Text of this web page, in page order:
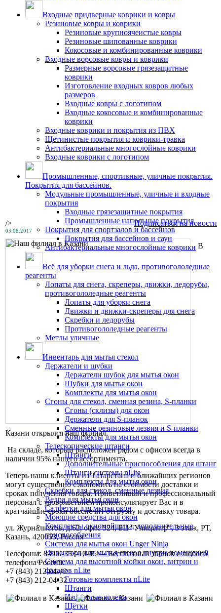
Входные придверные коврики и ковры
Резиновые ковры и коврики
Резиновые крупноячеистые ковры
Резиновые шипованные коврики
Кокосовые и комбинированные коврики
Входные ворсовые ковры и коврики
Размерные ворсовые грязезащитные
коврики
Изготовление входных ковров любых
размеров
Входные ковры с логотипом
Входные кокосовые и комбинированные
коврики
Входные коврики и покрытия из ПВХ
Щетинистые покрытия и коврики-травка
Антибактериальные многослойные коврики
Входные коврики с логотипом
Промышленные, спортивные, уличные покрытия.
Покрытия для бассейнов.
Модульные промышленные, уличные и входные
покрытия
Входные грязезащитные покрытия
Промышленные напольные покрытия
Покрытия для спортзалов и бассейнов
Покрытия для бассейнов и саун
Антибактериальные многослойные коврики
Всё для уборки снега и льда, противогололедные
реагенты
Лопаты для снега, скреперы, движки, ледорубы,
противогололедные реагенты
Лопаты для уборки снега
Движки и движки-скреперы для снега
Скребки и ледорубы
Противогололедные реагенты
Метлы уличные
Инвентарь для мытья стекол
Держатели и шубки
Держатели шубок для мытья окон
Шубки для мытья окон
Комплекты для мытья окон
Сгоны для стекол, сменная резина, S-планки
Сгоны (склизы) для окон
Держатели для S-планок
Сменные резиновые лезвия и S-планки
Комплекты для мытья окон
Телескопические штанги
Штанги
Дополнительные приспособления для штанг
Штанги системы nLite
Комплекты для мытья окон
Скребки для стекол, сменные лезвия
Ведра для мытья окон
Салфетки для мытья окон
Моющие средства для окон
Комплекты окномойщика, дополнительные
приспособления
Система для мытья окон Unger Ninja
Инвентарь для мытья стекол внутри помещений
Система для высотной мойки окон, витрин и
фасадов nLite
Готовые комплекты nLite
Штанги
Изогнутые колена
Щётки
/> Подписаться на новости
03.08.2017
В
Казани открылся наш филиал.
На складе, который расположен рядом с офисом всегда в
наличии 95% нашего ассортимента.
Теперь наши клиенты из Татарстана и ближайших регионов
могут существенно сэкономить на стоимости доставки и
сроках получения товара. Приветливый и профессиональный
персонал с удовольствием проконсультирует Вас и в
кратчайшие сроки обеспечит отгрузку и доставку товара.
ул. Журналистов, д.62, офис 324, БЦ "Уницентр", 3 этаж, РТ,
Казань, 420053, Россия
Телефоны: 8-800-333-10-45 — Бесплатный звонок с любого
телефона России.
+7 (843) 212-04-42
+7 (843) 212-04-32